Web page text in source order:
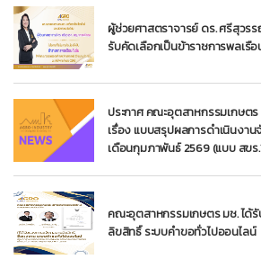
ผู้ช่วยศาสตราจารย์ ดร. ศรีสุวร
รับคัดเลือกเป็นข้าราชการพลเรื
ประกาศ คณะอุตสาหกรรมเกษต
เรื่อง แบบสรุปผลการดำเนินงา
เดือนกุมภาพันธ์ 2569 (แบบ สขร
คณะอุตสาหกรรมเกษตร มช. ได้
ลิขสิทธิ์ ระบบคำขอทั่วไปออนไลน์